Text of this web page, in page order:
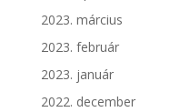
2023. március
2023. február
2023. január
2022. december